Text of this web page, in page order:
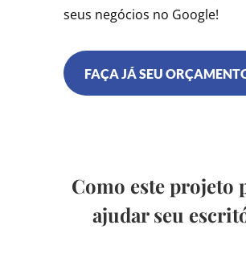
seus negócios no Google!
FAÇA JÁ SEU
Como este projeto
ajudar seu